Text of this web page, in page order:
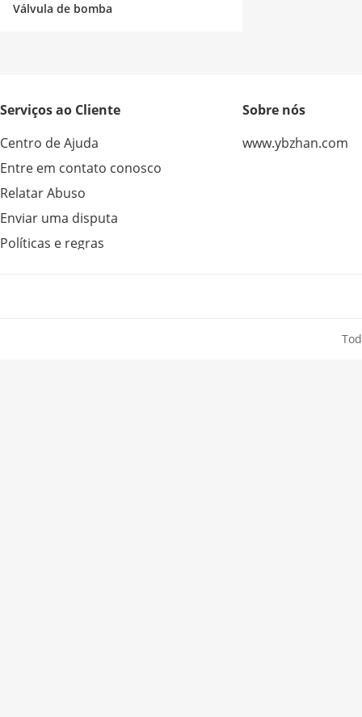
Válvula de bomba
Serviços ao Cliente
Centro de Ajuda
Entre em contato conosco
Relatar Abuso
Enviar uma disputa
Políticas e regras
Sobre nós
www.ybzhan.com